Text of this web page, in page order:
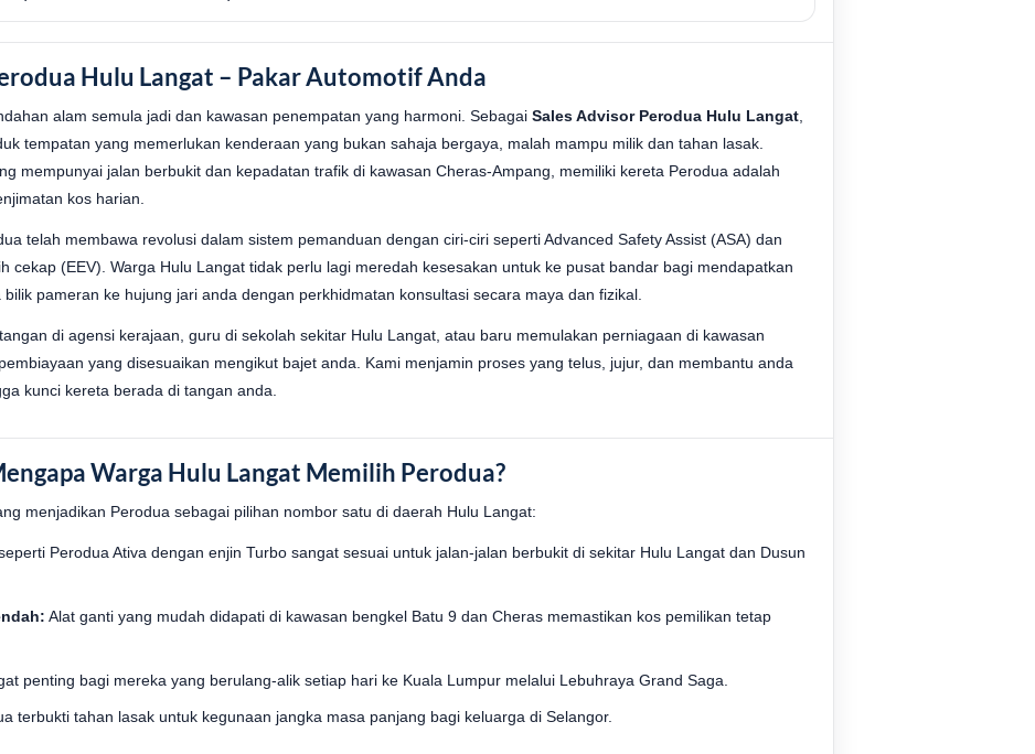
Hulu Langat – Pakar Automotif Anda
alam semula jadi dan kawasan penempatan yang harmoni. Sebagai Sales Advisor Perodua Hulu Langat
tempatan yang memerlukan kenderaan yang bukan sahaja bergaya, malah mampu milik dan tahan lasak.
mempunyai jalan berbukit dan kepadatan trafik di kawasan Cheras-Ampang, memiliki kereta Perodua adalah
kos harian.
telah membawa revolusi dalam sistem pemanduan dengan ciri-ciri seperti Advanced Safety Assist (ASA) dan
cekap (EEV). Warga Hulu Langat tidak perlu lagi meredah kesesakan untuk ke pusat bandar bagi mendapatkan
pameran ke hujung jari anda dengan perkhidmatan konsultasi secara maya dan fizikal.
di agensi kerajaan, guru di sekolah sekitar Hulu Langat, atau baru memulakan perniagaan di kawasan
yang disesuaikan mengikut bajet anda. Kami menjamin proses yang telus, jujur, dan membantu anda
kunci kereta berada di tangan anda.
Warga Hulu Langat Memilih Perodua?
menjadikan Perodua sebagai pilihan nombor satu di daerah Hulu Langat:
Perodua Ativa dengan enjin Turbo sangat sesuai untuk jalan-jalan berbukit di sekitar Hulu Langat dan Dusun
Alat ganti yang mudah didapati di kawasan bengkel Batu 9 dan Cheras memastikan kos pemilikan tetap
penting bagi mereka yang berulang-alik setiap hari ke Kuala Lumpur melalui Lebuhraya Grand Saga.
terbukti tahan lasak untuk kegunaan jangka masa panjang bagi keluarga di Selangor.